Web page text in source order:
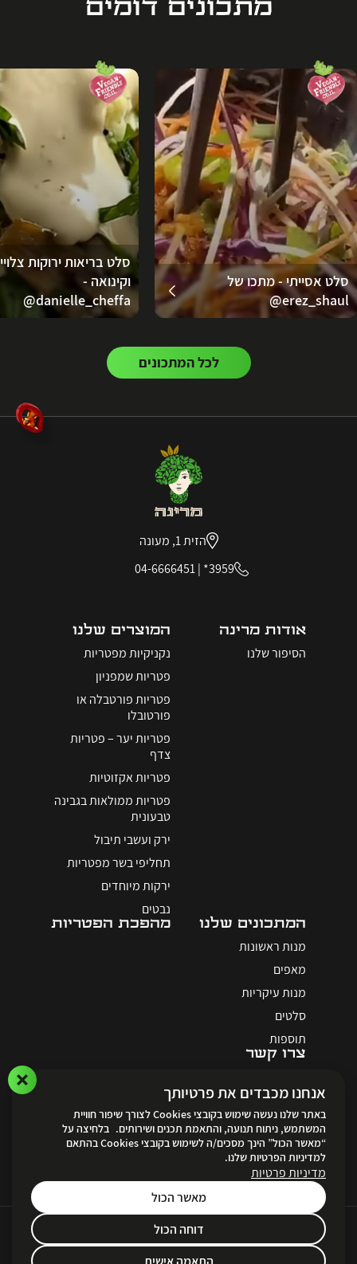
מתכונים דומים
סלט אסייתי - מתכו של
erez_shaul@
סלט בריאות ירוקות
וקינואה -
danielle_cheffa@
לכל המתכונים
הזית 1, מעונה
3959*
|
04-6666451
אודות מרינה
הסיפור שלנו
המוצרים שלנו
נקניקיות מפטריות
פטריות שמפניון
פטריות פורטבלה או
פורטובלו
פטריות יער – פטריות
צדף
פטריות אקזוטיות
פטריות ממולאות בגבינה
טבעונית
ירק ועשבי תיבול
תחליפי בשר מפטריות
ירקות מיוחדים
נבטים
המתכונים שלנו
מנות ראשונות
מאפים
מנות עיקריות
סלטים
תוספות
מהפכת הפטריות
צרו קשר
לאתר ההזמנות
Created byUnika Digital
תקנון ותנאי שימוש ופרטיות | הצהרת נגישות
אנחנו מכבדים את פרטיותך
באתר שלנו נעשה שימוש בקובצי Cookies לצורך שיפור חוויית
המשתמש, ניתוח תנועה, והתאמת תכנים ושירותים. בלחיצה על
“מאשר הכול” הינך מסכים/ה לשימוש בקובצי Cookies בהתאם
למדיניות הפרטיות שלנו.
מדיניות פרטיות
מאשר הכול
דוחה הכול